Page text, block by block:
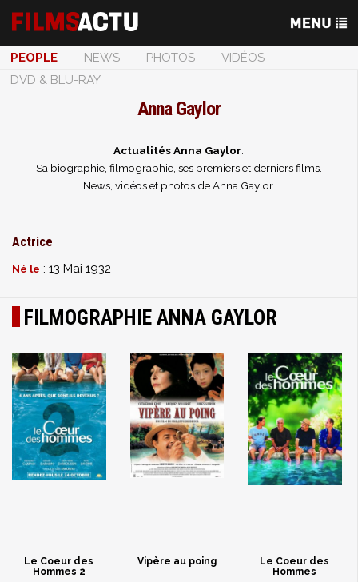
PEOPLE NEWS PHOTOS
VIDÉOS
DVD & BLU-RAY
Anna Gaylor
Actualités Anna Gaylor
Sa biographie, filmographie, ses premiers et derniers films.
News, vidéos et photos de Anna Gaylor.
Actrice
Né le : 13 Mai 1932
FILMOGRAPHIE ANNA GAYLOR
Le Coeur des
Hommes 2
Vipère au poing
Le Coeur des
Hommes